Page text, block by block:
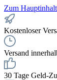
Zum
Kostenloser
Versand
30 Tage Geld-